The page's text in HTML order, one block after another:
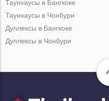
Таунхаусы в Бангкоке
Таунхаусы в Чонбури
Дуплексы в Бангкоке
Дуплексы в Чонбури